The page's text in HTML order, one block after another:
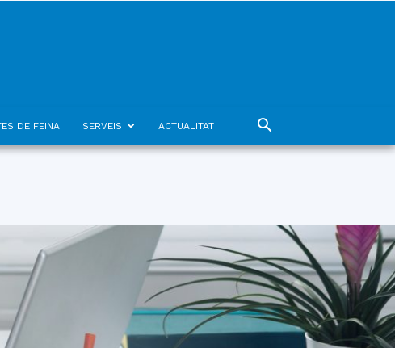
DE FEINA SERVEIS ACTUALITAT